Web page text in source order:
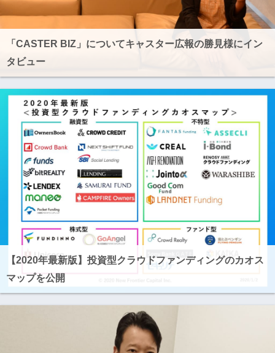
「CASTER BIZ」についてキャスター広報の勝見様にイン
タビュー
【2020年最新版】投資型クラウドファンディングのカオス
マップを公開